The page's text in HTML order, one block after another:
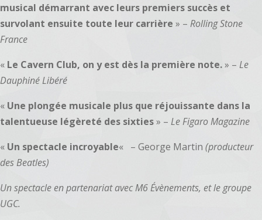
musical démarrant avec leurs premiers succès et
survolant ensuite toute leur carrière » – Rolling Stone
France
« Le Cavern Club, on y est dès la première note.» – Le
Dauphiné Libéré
« Une plongée musicale plus que réjouissante dans la
talentueuse légèreté des sixties» – Le Figaro Magazine
« Un spectacle incroyable« – George Martin (producteur
des Beatles)
Un spectacle en partenariat avec M6 Évènements, et le groupe
UGC.